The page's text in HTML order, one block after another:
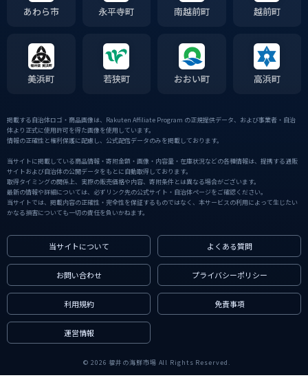
あわら市 永平寺町 南越前町 越前町
美浜町 若狭町 おおい町 高浜町
掲載する自治体ロゴ・商品画像は、Rakuten Affiliate Program の正規提供データ、および事業者・自治
体より正式に使用許可を得た画像を使用しています。
情報の正確性と権利保護に配慮し、公式配信データのみを掲載しております。
当サイトに掲載している商品情報・寄附金額・画像・内容量・在庫状況などの各種情報は、提携する通販
サイトおよび自治体の公開データをもとに自動取得しております。
取得タイミングの関係上、実際の販売価格や内容、寄附条件とは異なる場合がございます。
最新の情報や詳細については、必ずリンク先の公式サイト・自治体ページをご確認ください。
当サイトでは、掲載内容の正確性・完全性を保証するものではなく、本サービスの利用によって生じたい
かなる損害についても一切の責任を負いかねます。
当サイトについて よくある質問
お問い合わせ プライバシーポリシー
利用規約 免責事項
運営情報
© 2026 福井の海鮮市場 All Rights Reserved.